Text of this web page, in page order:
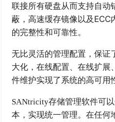
联接所有硬盘从而支持自动
蔽，高速缓存镜像以及 ECC
的完整性和可靠性。
无比灵活的管理配置，保证
大化，在线配置、在线扩展
件维护实现了系统的高可用
SANtricity存储管理软件可
本，实现统一管理。在任何